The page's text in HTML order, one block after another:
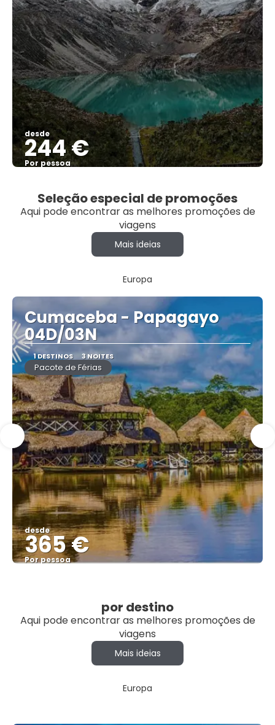
desde
244 €
Por pessoa
Seleção especial de promoções
Aqui pode encontrar as melhores promoções de
viagens
Mais ideias
Europa
Cumaceba - Papagayo
04D/03N
1 DESTINOS 3 NOITES
Pacote de Férias
desde
365 €
Por pessoa
por destino
Aqui pode encontrar as melhores promoções de
viagens
Mais ideias
Europa